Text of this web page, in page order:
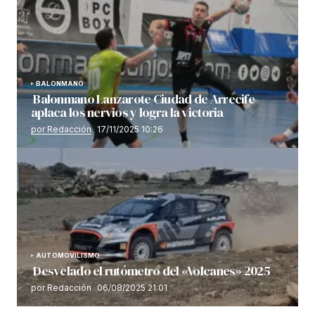
BALONMANO
Balonmano Lanzarote Ciudad de Arrecife
aplaca los nervios y logra la victoria
por Redacción 17/11/2025 10:26
AUTOMOVILISMO
Desvelado el rutómetro del «Volcanes» 2025
por Redacción 06/08/2025 21:01